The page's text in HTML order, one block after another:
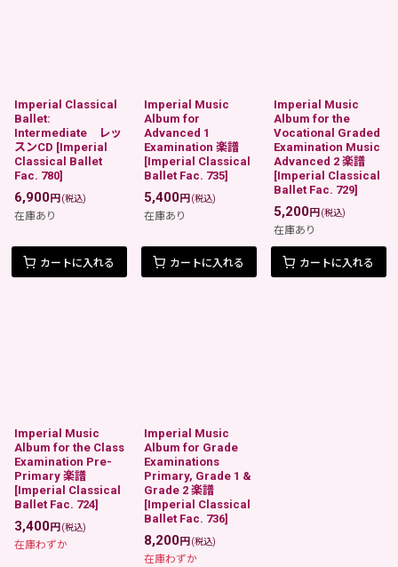
Imperial Classical
Ballet:
Intermediate レッ
スンCD [Imperial
Classical Ballet
Fac. 780]
6,900円 (税込)
在庫あり
カートに入れる
Imperial Music
Album for
Advanced 1
Examination 楽譜
[Imperial Classical
Ballet Fac. 735]
5,400円 (税込)
在庫あり
カートに入れる
Imperial Music
Album for the
Vocational Graded
Examination Music
Advanced 2 楽譜
[Imperial Classical
Ballet Fac. 729]
5,200円 (税込)
在庫あり
カートに入れる
Imperial Music
Album for the Class
Examination Pre-
Primary 楽譜
[Imperial Classical
Ballet Fac. 724]
3,400円 (税込)
在庫わずか
Imperial Music
Album for Grade
Examinations
Primary, Grade 1 &
Grade 2 楽譜
[Imperial Classical
Ballet Fac. 736]
8,200円 (税込)
在庫わずか